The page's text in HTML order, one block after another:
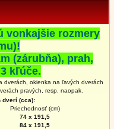
vonkajšie rozmery
(zárubňa), prah,
kľúče.
dverách, okienka na ľavých dverách
pravých, resp. naopak.
dverí (cca):
Priechodnosť (cm)
74 x 191,5
84 x 191,5